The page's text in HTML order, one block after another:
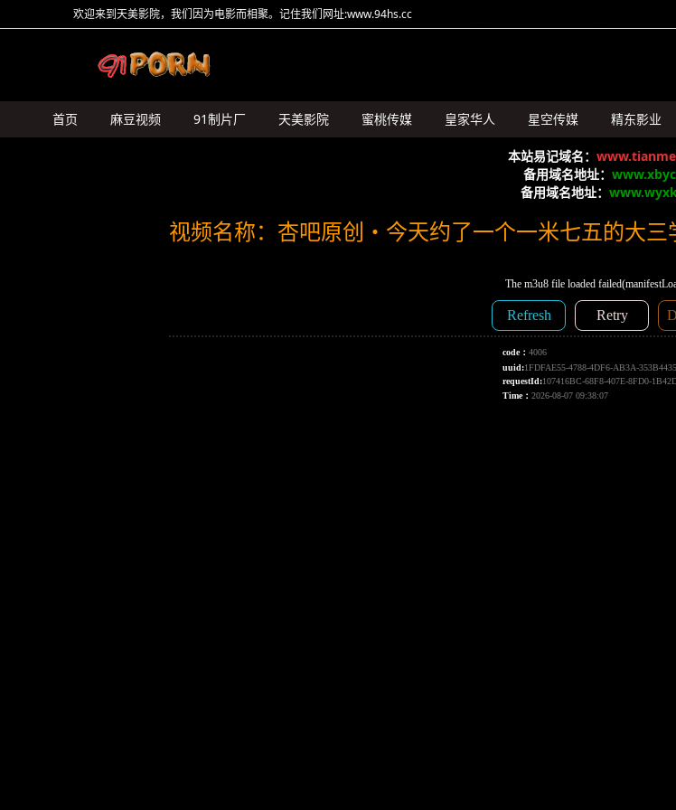
欢迎来到天美影院，我们因为电影而相聚。记住我们网址:www.94hs.cc
首页 麻豆视频 91制片厂 天美影院 蜜桃传媒 皇家华人 星空传媒 精东影业
本站易记域名：
备用域名地址：
备用域名地址：
视频名称：杏吧原创・今天约了一个一米七五的大